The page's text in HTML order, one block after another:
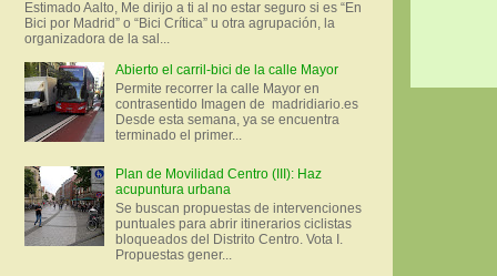
Estimado Aalto, Me dirijo a ti al no estar seguro si es “En
Bici por Madrid” o “Bici Crítica” u otra agrupación, la
organizadora de la sal...
Abierto el carril-bici de la calle Mayor
Permite recorrer la calle Mayor en
contrasentido Imagen de madridiario.es
Desde esta semana, ya se encuentra
terminado el primer...
Plan de Movilidad Centro (III): Haz
acupuntura urbana
Se buscan propuestas de intervenciones
puntuales para abrir itinerarios ciclistas
bloqueados del Distrito Centro. Vota I.
Propuestas gener...